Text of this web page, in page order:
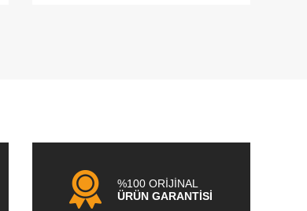
%100 ORİJİNAL
ÜRÜN GARANTİSİ